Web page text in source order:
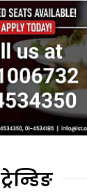
ट्रेन्डिङ